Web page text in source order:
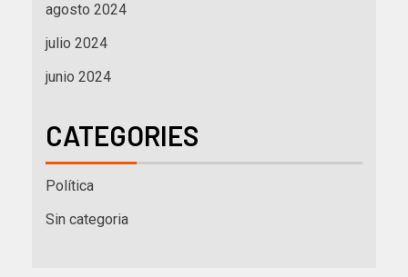
agosto 2024
julio 2024
junio 2024
CATEGORIES
Política
Sin categoria